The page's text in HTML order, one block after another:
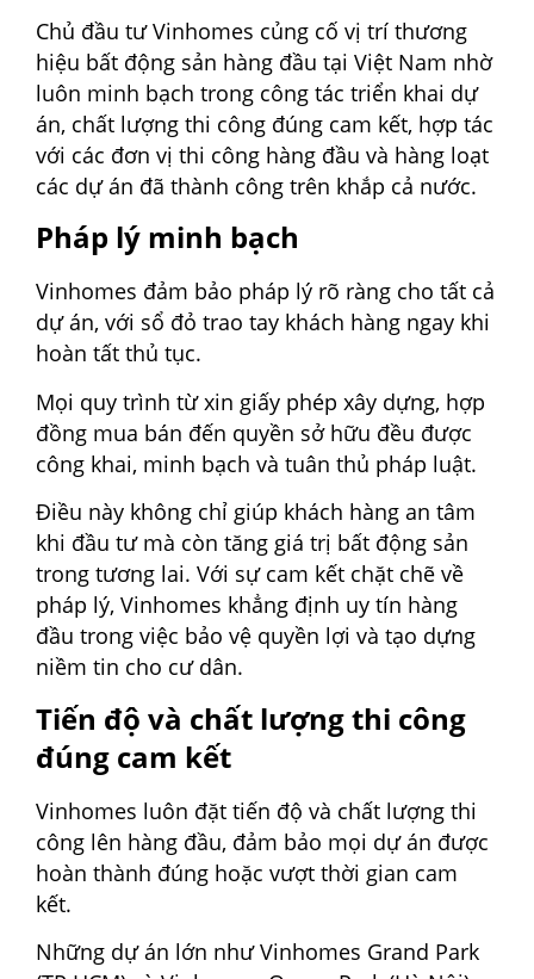
Chủ đầu tư Vinhomes củng cố vị trí thương
hiệu bất động sản hàng đầu tại Việt Nam nhờ
luôn minh bạch trong công tác triển khai dự
án, chất lượng thi công đúng cam kết, hợp tác
với các đơn vị thi công hàng đầu và hàng loạt
các dự án đã thành công trên khắp cả nước.
Pháp lý minh bạch
Vinhomes đảm bảo pháp lý rõ ràng cho tất cả
dự án, với sổ đỏ trao tay khách hàng ngay khi
hoàn tất thủ tục.
Mọi quy trình từ xin giấy phép xây dựng, hợp
đồng mua bán đến quyền sở hữu đều được
công khai, minh bạch và tuân thủ pháp luật.
Điều này không chỉ giúp khách hàng an tâm
khi đầu tư mà còn tăng giá trị bất động sản
trong tương lai. Với sự cam kết chặt chẽ về
pháp lý, Vinhomes khẳng định uy tín hàng
đầu trong việc bảo vệ quyền lợi và tạo dựng
niềm tin cho cư dân.
Tiến độ và chất lượng thi công
đúng cam kết
Vinhomes luôn đặt tiến độ và chất lượng thi
công lên hàng đầu, đảm bảo mọi dự án được
hoàn thành đúng hoặc vượt thời gian cam
kết.
Những dự án lớn như Vinhomes Grand Park